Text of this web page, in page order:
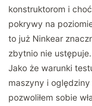
konstruktorom i
pokrywy na
to już Ninkear
zbytnio nie ustępuje.
Jako że warunki
maszyny i
pozwoliłem sobie